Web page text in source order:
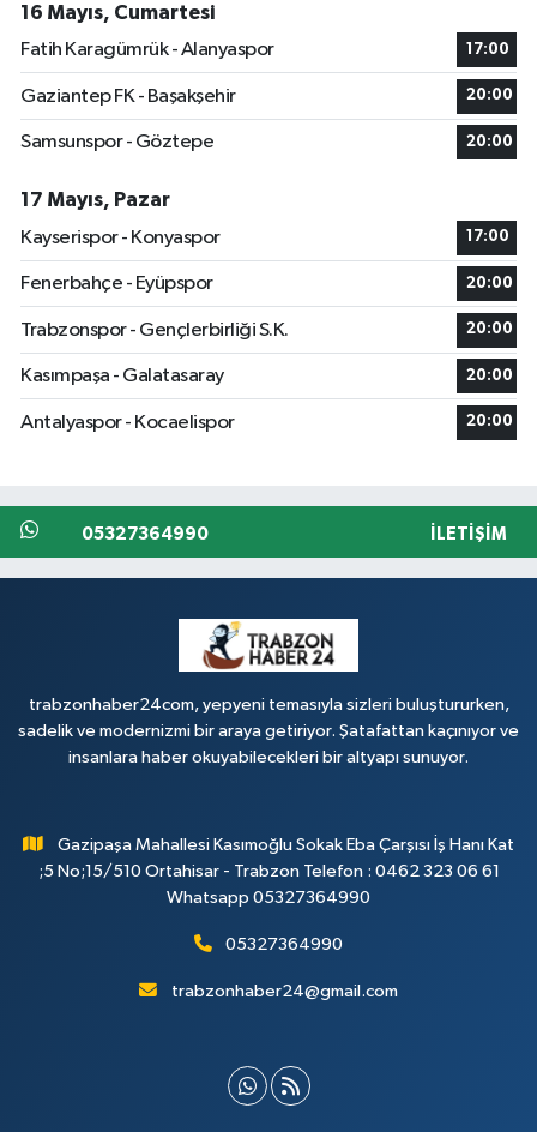
16 Mayıs, Cumartesi
Fatih Karagümrük - Alanyaspor
17:00
Gaziantep FK - Başakşehir 20:00
Samsunspor - Göztepe 20:00
17 Mayıs, Pazar
Kayserispor - Konyaspor
17:00
Fenerbahçe - Eyüpspor 20:00
Trabzonspor - Gençlerbirliği S.K. 20:00
Kasımpaşa - Galatasaray 20:00
Antalyaspor - Kocaelispor 20:00
05327364990 İLETIŞIM
trabzonhaber24com, yepyeni temasıyla sizleri buluştururken,
sadelik ve modernizmi bir araya getiriyor. Şatafattan kaçınıyor ve
insanlara haber okuyabilecekleri bir altyapı sunuyor.
Gazipaşa Mahallesi Kasımoğlu Sokak Eba Çarşısı İş Hanı Kat
;5 No;15/510 Ortahisar - Trabzon Telefon : 0462 323 06 61
Whatsapp 05327364990
05327364990
trabzonhaber24@gmail.com